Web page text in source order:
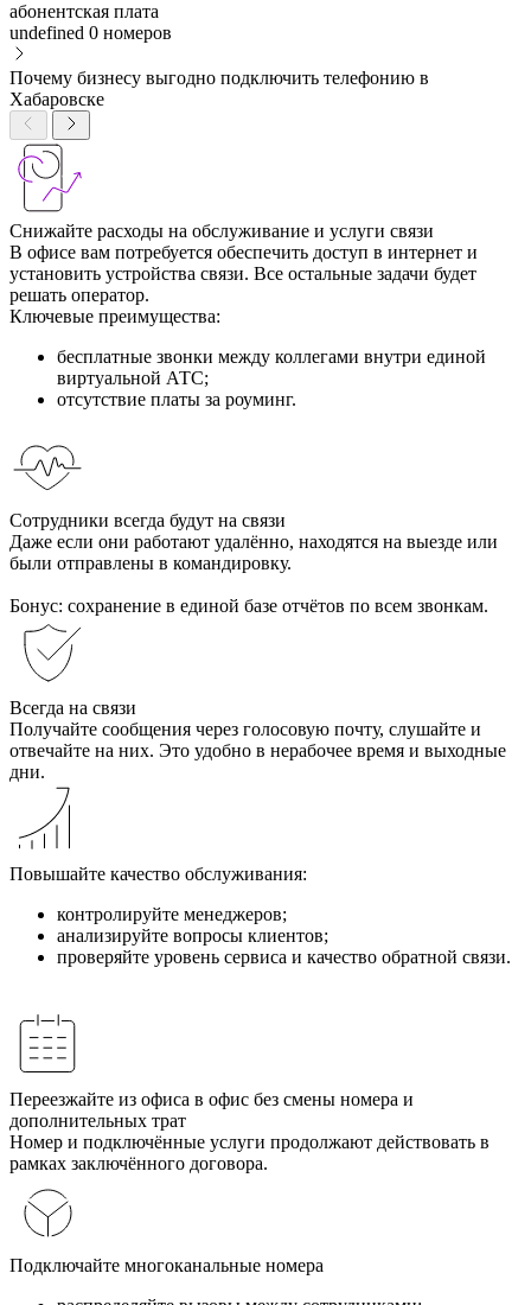
абонентская плата
undefined 0 номеров
Почему бизнесу выгодно подключить телефонию в
Хабаровске
Снижайте расходы на обслуживание и услуги связи
В офисе вам потребуется обеспечить доступ в интернет и
установить устройства связи. Все остальные задачи будет
решать оператор.
Ключевые преимущества:
бесплатные звонки между коллегами внутри единой
виртуальной АТС;
отсутствие платы за роуминг.
Сотрудники всегда будут на связи
Даже если они работают удалённо, находятся на выезде или
были отправлены в командировку.
Бонус: сохранение в единой базе отчётов по всем звонкам.
Всегда на связи
Получайте сообщения через голосовую почту, слушайте и
отвечайте на них. Это удобно в нерабочее время и выходные
дни.
Повышайте качество обслуживания:
контролируйте менеджеров;
анализируйте вопросы клиентов;
проверяйте уровень сервиса и качество обратной связи.
Переезжайте из офиса в офис без смены номера и
дополнительных трат
Номер и подключённые услуги продолжают действовать в
рамках заключённого договора.
Подключайте многоканальные номера